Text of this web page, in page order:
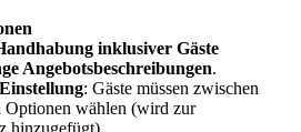
inklusiver Gäste
Angebotsbeschreibungen.
: Gäste müssen zwischen
Optionen wählen (wird zur